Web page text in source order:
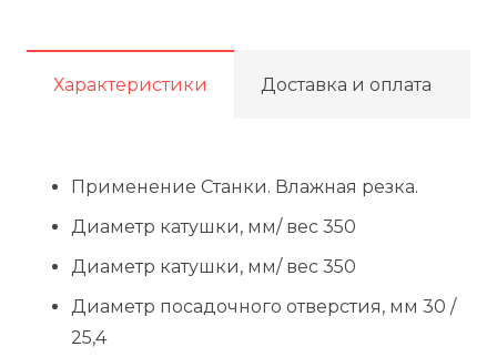
мм
Характеристики Доставка и оплата
Применение Станки. Влажная резка.
Диаметр катушки, мм/ вес 350
Диаметр катушки, мм/ вес 350
Диаметр посадочного отверстия, мм 30 /
25,4